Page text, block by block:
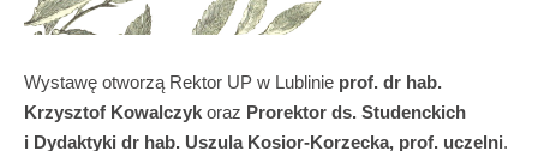
Wystawę otworzą Rektor UP w Lublinie prof. dr hab.
Krzysztof Kowalczyk oraz Prorektor ds. Studenckich
i Dydaktyki dr hab. Uszula Kosior-Korzecka, prof. uczelni.